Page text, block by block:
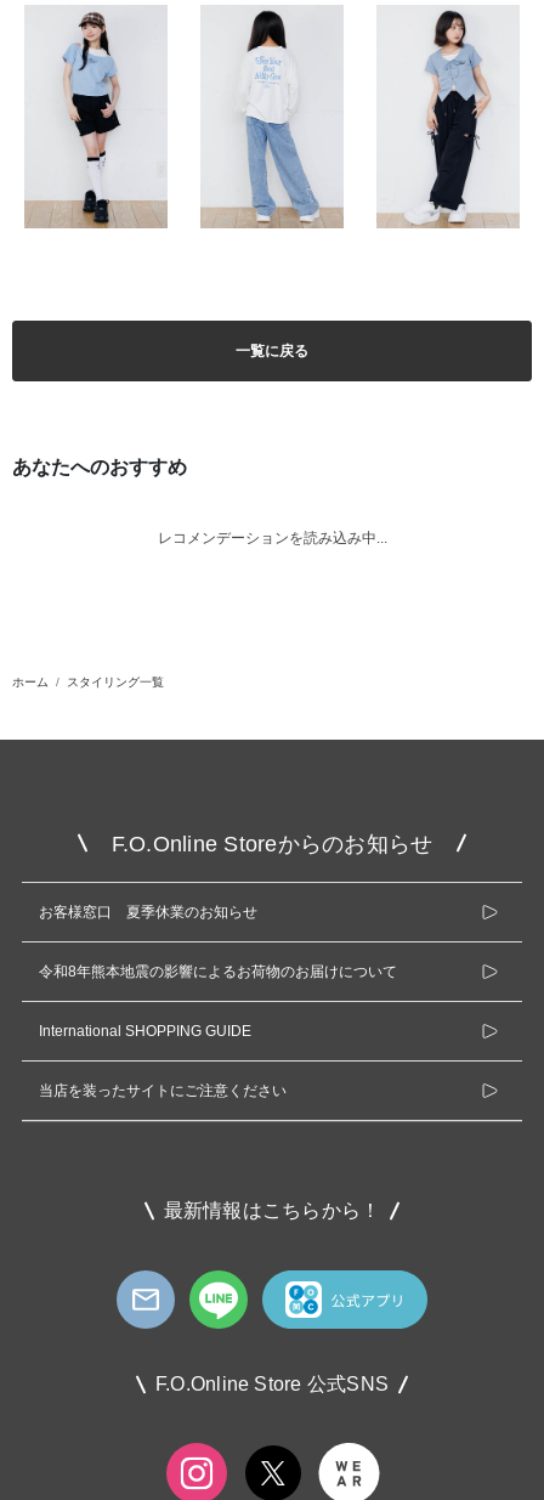
一覧に戻る
あなたへのおすすめ
レコメンデーションを読み込み中...
ホーム スタイリング一覧
F.O.Online Storeからのお知らせ
お客様窓口 夏季休業のお知らせ
令和8年熊本地震の影響によるお荷物のお届けについて
International SHOPPING GUIDE
当店を装ったサイトにご注意ください
最新情報はこちらから！
F.O.Online Store 公式SNS